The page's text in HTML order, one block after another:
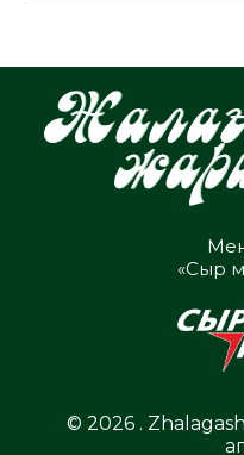
«Сыр
© 2026 .